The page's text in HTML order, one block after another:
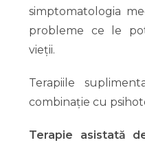
simptomatologia
probleme ce le
vieții.
Terapiile
combinație cu
Terapie asistată